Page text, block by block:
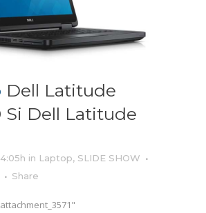
Dell Latitude
Si Dell Latitude
in Laptop, SLIDE SHOW
Share